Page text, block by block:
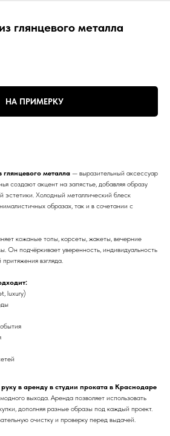
глянцевого металла
НА ПРИМЕРКУ
металла — выразительный аксессуар
создают акцент на запястье, добавляя образу
эстетики. Холодный металлический блеск
образах, так и в сочетании с
кожаные топы, корсеты, жакеты, вечерние
Он подчёркивает уверенность, индивидуальность
взгляда.
luxury)
в аренду в студии проката в Краснодаре
выхода. Аренда позволяет использовать
дополняя разные образы под каждый проект.
очистку и проверку перед выдачей.